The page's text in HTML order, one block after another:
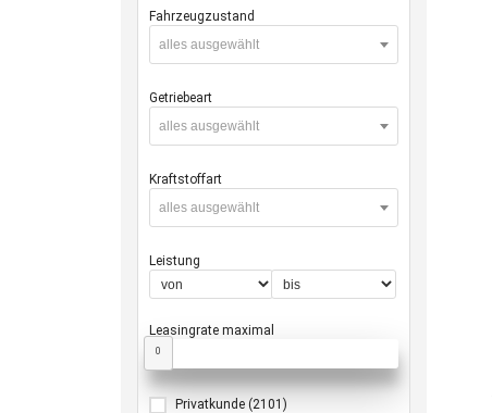
Fahrzeugzustand
alles ausgewählt
Getriebeart
alles ausgewählt
Kraftstoffart
alles ausgewählt
Leistung
Leasingrate maximal
0
Privatkunde (2101)